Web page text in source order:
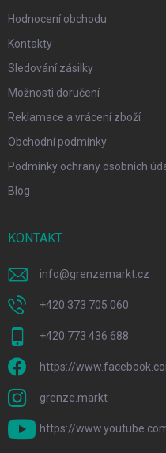
Hodnocení obchodu
Kontakty
Sledování zásilky
Možnosti doručení
Reklamace a vrácení zboží
Obchodní podmínky
Podmínky ochrany osobních
Blog
KONTAKT
info@grenzemarkt.cz
+420 373 705 060
+420 773 436 688
https://
grenze.markt
https://